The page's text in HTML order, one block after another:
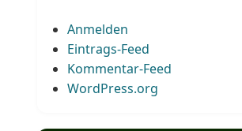
Anmelden
Eintrags-Feed
Kommentar-Feed
WordPress.org